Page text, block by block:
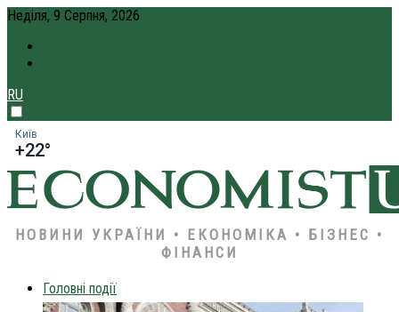
Неділя, 9 Серпня, 2026
RU
Київ
+22°
НОВИНИ УКРАЇНИ • ЕКОНОМІКА • БІЗНЕС •
ФІНАНСИ
Головні події